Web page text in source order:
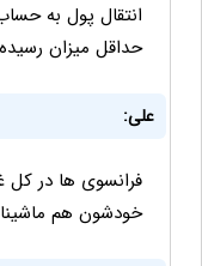
انتقال پول به
حداقل میزان
علی:
فرانسوی ها در کل
خودشون هم